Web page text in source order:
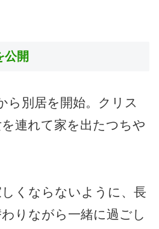
公開
ら別居を開始。クリス
連れて家を出たつちや
くならないように、長
りながら一緒に過ごし